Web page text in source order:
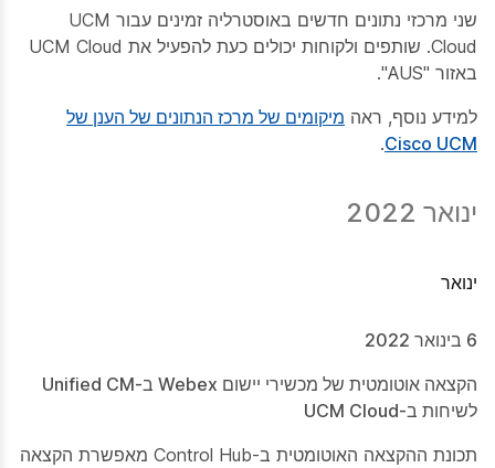
שני מרכזי נתונים חדשים באוסטרליה זמינים עבור UCM
Cloud. שותפים ולקוחות יכולים כעת להפעיל את UCM Cloud
באזור "AUS".
למידע נוסף, ראה מיקומים של מרכז הנתונים של הענן של
Cisco UCM
.
ינואר 2022
ינואר
6 בינואר 2022
הקצאה אוטומטית של מכשירי יישום Webex ב-Unified CM
לשיחות ב-UCM Cloud
תכונת ההקצאה האוטומטית ב-Control Hub מאפשרת הקצאה